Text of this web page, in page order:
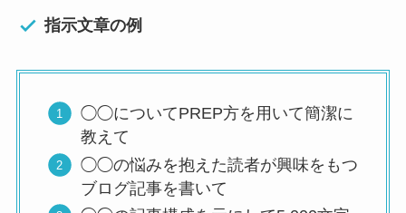
指示文章の例
◯◯についてPREP方を用いて簡潔に
教えて
◯◯の悩みを抱えた読者が興味をもつ
ブログ記事を書いて